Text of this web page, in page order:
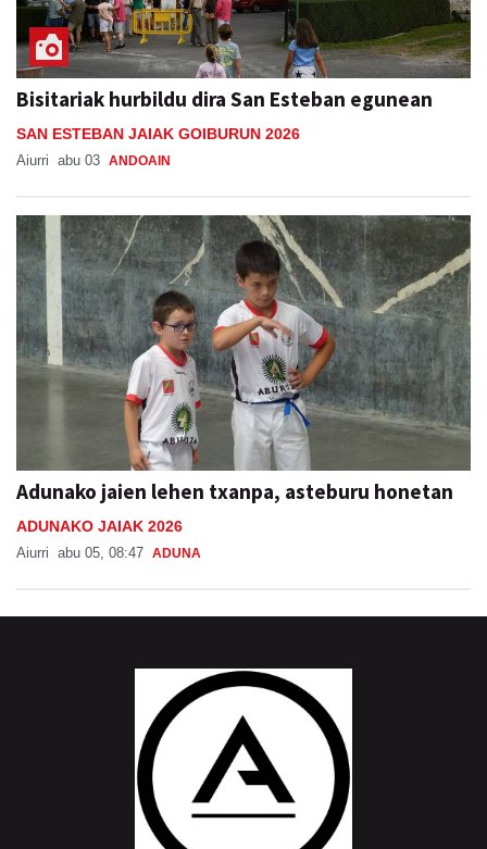
Bisitariak hurbildu dira San Esteban egunean
SAN ESTEBAN JAIAK GOIBURUN 2026
Aiurri abu 03 ANDOAIN
Adunako jaien lehen txanpa, asteburu honetan
ADUNAKO JAIAK 2026
Aiurri abu 05, 08:47 ADUNA